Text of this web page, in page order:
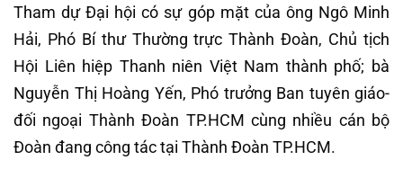
Tham dự Đại hội có sự góp mặt của ông Ngô Minh
Hải, Phó Bí thư Thường trực Thành Đoàn, Chủ tịch
Hội Liên hiệp Thanh niên Việt Nam thành phố; bà
Nguyễn Thị Hoàng Yến, Phó trưởng Ban tuyên giáo-
đối ngoại Thành Đoàn TP.HCM cùng nhiều cán bộ
Đoàn đang công tác tại Thành Đoàn TP.HCM.